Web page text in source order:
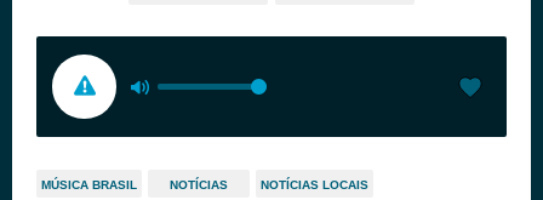
MÚSICA BRASIL NOTÍCIAS NOTÍCIAS LOCAIS